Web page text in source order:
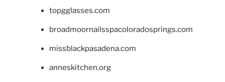
topgglasses.com
broadmoornailsspacoloradosprings.com
missblackpasadena.com
anneskitchen.org